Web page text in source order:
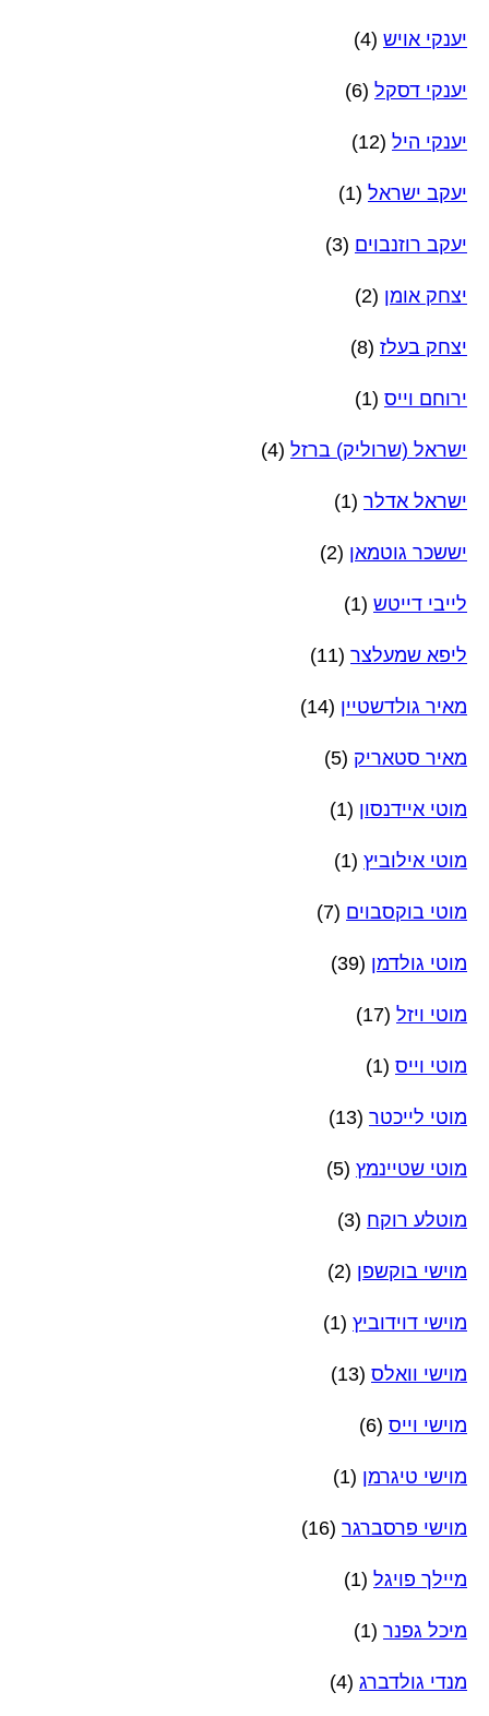
יענקי אויש (4)
יענקי דסקל (6)
יענקי היל (12)
יעקב ישראל (1)
יעקב רוזנבוים (3)
יצחק אומן (2)
יצחק בעלז (8)
ירוחם וייס (1)
ישראל (שרוליק) ברזל (4)
ישראל אדלר (1)
יששכר גוטמאן (2)
לייבי דייטש (1)
ליפא שמעלצר (11)
מאיר גולדשטיין (14)
מאיר סטאריק (5)
מוטי איידנסון (1)
מוטי אילוביץ (1)
מוטי בוקסבוים (7)
מוטי גולדמן (39)
מוטי ויזל (17)
מוטי וייס (1)
מוטי לייכטר (13)
מוטי שטיינמץ (5)
מוטלע רוקח (3)
מוישי בוקשפן (2)
מוישי דוידוביץ (1)
מוישי וואלס (13)
מוישי וייס (6)
מוישי טיגרמן (1)
מוישי פרסברגר (16)
מיילך פויגל (1)
מיכל גפנר (1)
מנדי גולדברג (4)